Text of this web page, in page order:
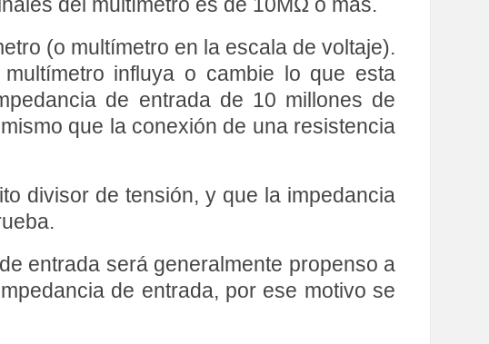
(o multímetro en la escala de voltaje).
influya o cambie lo que esta
de entrada de 10 millones de
que la conexión de una resistencia
divisor de tensión, y que la impedancia
entrada será generalmente propenso a
de entrada, por ese motivo se